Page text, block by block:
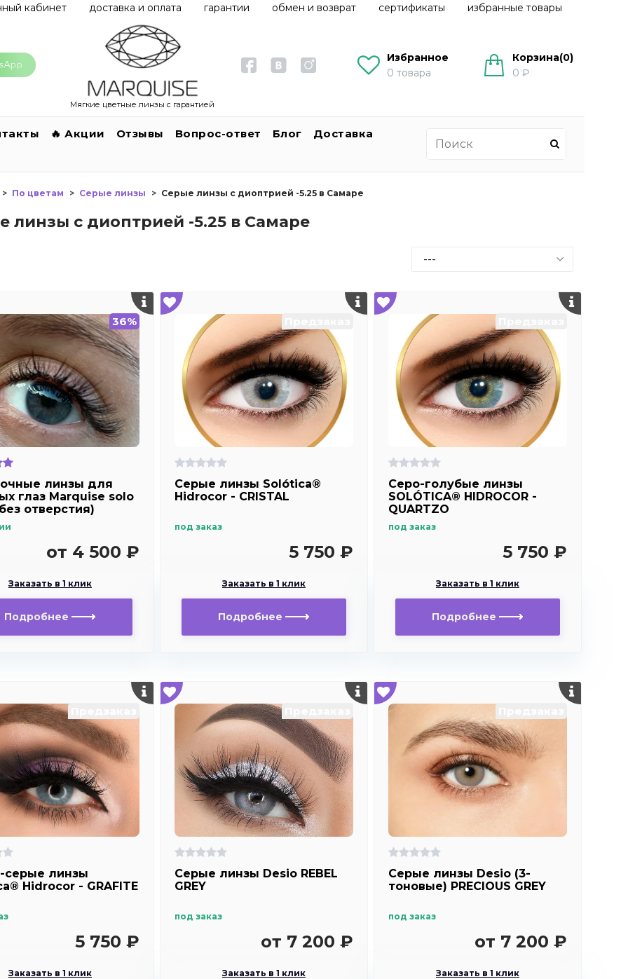
кабинет доставка и оплата гарантии обмен и возврат сертификаты избранные товары
Мягкие цветные линзы с гарантией
Избранное
0 товара
Корзина(0)
0 ₽
🔥 Акции Отзывы Вопрос-ответ Блог
Доставка
По цветам Серые линзы Серые линзы с диоптрией -5.25 в Самаре
линзы с диоптрией -5.25 в Самаре
36%
линзы для
глаз Marquise solo
отверстия)
от 4 500 ₽
Заказать в 1 клик
Подробнее
Серые линзы Solótica®
Hidrocor - CRISTAL
под заказ
5 750 ₽
Заказать в 1 клик
Подробнее
Серо-голубые линзы
SOLÓTICA® HIDROCOR -
QUARTZO
под заказ
5 750 ₽
Заказать в 1 клик
Подробнее
серые линзы
Hidrocor - GRAFITE
5 750 ₽
Заказать в 1 клик
Серые линзы Desio REBEL
GREY
под заказ
от 7 200 ₽
Заказать в 1 клик
Серые линзы Desio (3-
тоновые) PRECIOUS GREY
под заказ
от 7 200 ₽
Заказать в 1 клик